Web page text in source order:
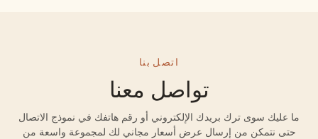
اتصل بنا
تواصل معنا
ما عليك سوى ترك بريدك الإلكتروني أو رقم هاتفك في نموذج الاتصال
حتى نتمكن من إرسال عرض أسعار مجاني لك لمجموعة واسعة من